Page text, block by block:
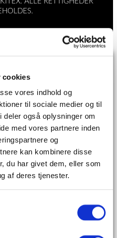
cookies
vores indhold og
til sociale medier og til
også oplysninger om
med vores partnere inden
og
kan kombinere disse
du har givet dem, eller som
af deres tjenester.
møde
kalenderen og få
af en ekspert.